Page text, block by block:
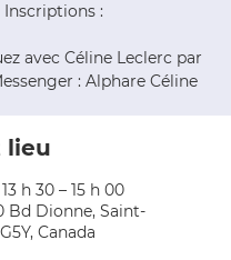
Inscriptions :
avec Céline Leclerc par
: Alphare Céline
lieu
h 30 – 15 h 00
Bd Dionne, Saint-
Canada